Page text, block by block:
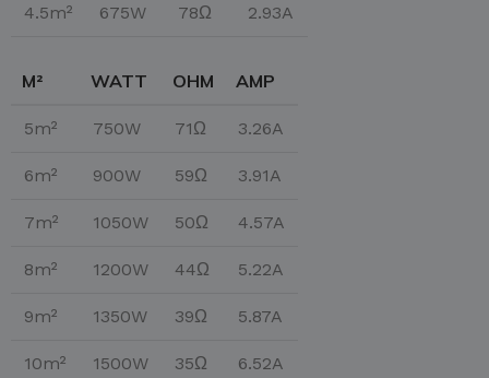
4.5m² 675W 78Ω 2.93A
M² WATT OHM AMP
5m² 750W 71Ω 3.26A
6m² 900W 59Ω 3.91A
7m² 1050W 50Ω 4.57A
8m² 1200W 44Ω 5.22A
9m² 1350W 39Ω 5.87A
10m² 1500W 35Ω 6.52A